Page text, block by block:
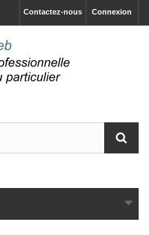
Connexion
Contactez-nous